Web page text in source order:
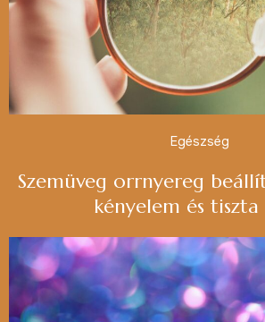
Egészség
Szemüveg orrnyereg
kényelem és tiszta